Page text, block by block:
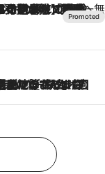
】唯一無二。癒しと発見が待つ場所へ
て涼感マックス！約13℃の湧水かけ流しを避暑地「星野温泉 トンボの湯」で体験
手に再ブーム
まで…さだまさし（74）のアグレッシブすぎる現在地